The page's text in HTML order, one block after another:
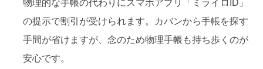
物理的な手帳の代わりにスマホアプリ「ミライロID」
の提示で割引が受けられます。カバンから手帳を探す
手間が省けますが、念のため物理手帳も持ち歩くのが
安心です。